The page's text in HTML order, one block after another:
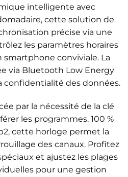
intelligente avec
cette solution de
précise via une
les paramètres horaires
smartphone conviviale. La
via Bluetooth Low Energy
confidentialité des données.
par la nécessité de la clé
les programmes. 100 %
cette horloge permet la
des canaux. Profitez
et ajustez les plages
pour une gestion